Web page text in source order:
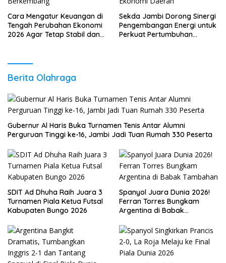
Cara Mengatur Keuangan di
Tengah Perubahan Ekonomi
2026 Agar Tetap Stabil dan
Sekda Jambi Dorong Sinergi
Pengembangan Energi untuk
Perkuat Pertumbuhan
Berita Olahraga
Gubernur Al Haris Buka Turnamen Tenis Antar Alumni
Perguruan Tinggi ke-16, Jambi Jadi Tuan Rumah 330 Peserta
SDIT Ad Dhuha Raih Juara 3
Turnamen Piala Ketua Futsal
Kabupaten Bungo 2026
Spanyol Juara Dunia 2026!
Ferran Torres Bungkam
Argentina di Babak